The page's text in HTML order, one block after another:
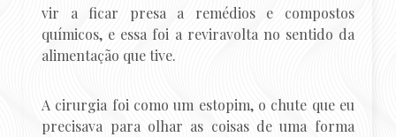
vir a ficar presa a remédios e compostos
químicos, e essa foi a reviravolta no sentido da
alimentação que tive.
A cirurgia foi como um estopim, o chute que eu
precisava para olhar as coisas de uma forma